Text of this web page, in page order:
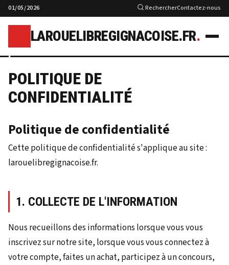
01/05/2026 RechercherContactez-nous
l
LAROUELIBREGIGNACOISE.FR.
POLITIQUE DE
CONFIDENTIALITÉ
Politique de confidentialité
Cette politique de confidentialité s'applique au site :
larouelibregignacoise.fr.
1. COLLECTE DE L'INFORMATION
Nous recueillons des informations lorsque vous vous
inscrivez sur notre site, lorsque vous vous connectez à
votre compte, faites un achat, participez à un concours,